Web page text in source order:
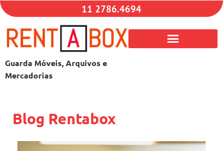
11 2786.4694
Guarda Móveis, Arquivos e
Mercadorias
Blog Rentabox